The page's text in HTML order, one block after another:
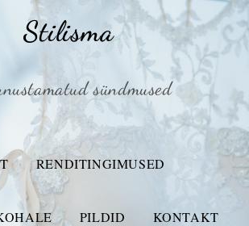
Stilisma
sündmused
RENDITINGIMUSED
PILDID KONTAKT